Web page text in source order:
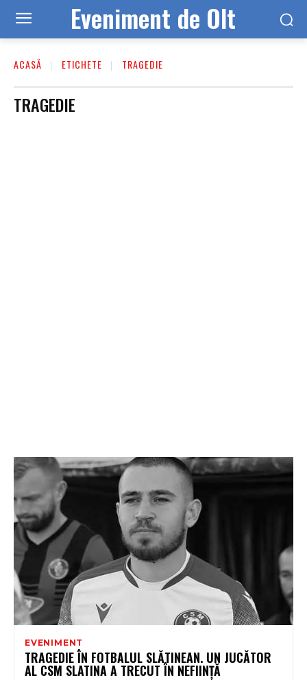
Eveniment de Olt
ACASĂ ETICHETE TRAGEDIE
TRAGEDIE
EVENIMENT
TRAGEDIE ÎN FOTBALUL SLĂTINEAN. UN JUCĂTOR
AL CSM SLATINA A TRECUT ÎN NEFIINȚĂ